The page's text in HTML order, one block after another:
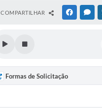
► Envio de
► Envio de
► Preenchimentos
COMPARTILHAR
Formas de Solicitação